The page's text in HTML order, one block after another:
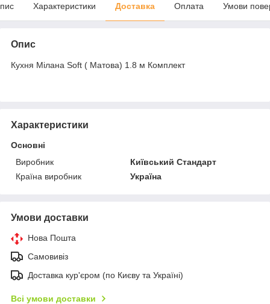
Характеристики Доставка Оплата Умови
Опис
Кухня Мілана Soft ( Матова) 1.8 м Комплект
Характеристики
Основні
Виробник
Київський Стандарт
Країна виробник
Україна
Умови доставки
Нова Пошта
Самовивіз
Доставка кур'єром (по Києву та Україні)
Всі умови доставки